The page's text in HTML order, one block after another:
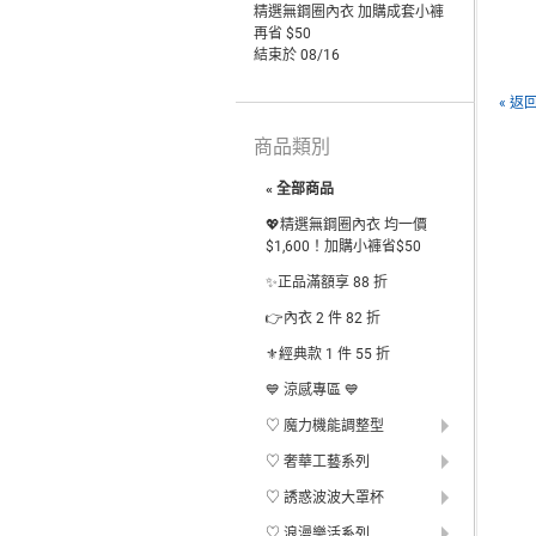
« 返
精選無鋼圈內衣 加購成套小褲
再省 $50
結束於 08/16
商品類別
« 全部商品
💖精選無鋼圈內衣 均一價
$1,600！加購小褲省$50
✨正品滿額享 88 折
👉內衣 2 件 82 折
⚜️經典款 1 件 55 折
💙 涼感專區 💙
♡ 魔力機能調整型
♡ 奢華工藝系列
♡ 誘惑波波大罩杯